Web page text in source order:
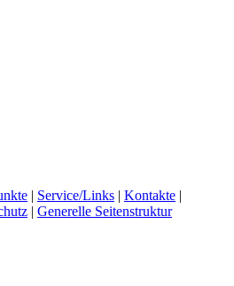
| Service/Links | Kontakte |
| Generelle Seitenstruktur